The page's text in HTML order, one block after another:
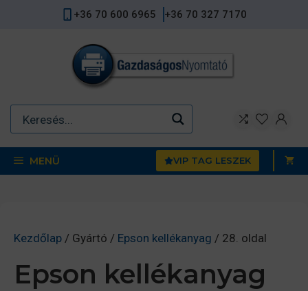
+36 70 600 6965 +36 70 327 7170
MENÜ VIP TAG LESZEK
Kezdőlap / Gyártó / Epson kellékanyag / 28. oldal
Epson kellékanyag